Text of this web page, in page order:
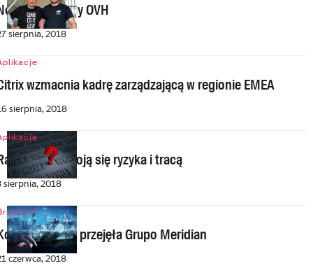
CEO grupy OVH
sierpnia, 2018
wzmacnia kadrę zarządzającą w regionie EMEA
sierpnia, 2018
firmy boją się ryzyka i tracą
sierpnia, 2018
IT
Minolta przejęła Grupo Meridian
czerwca, 2018